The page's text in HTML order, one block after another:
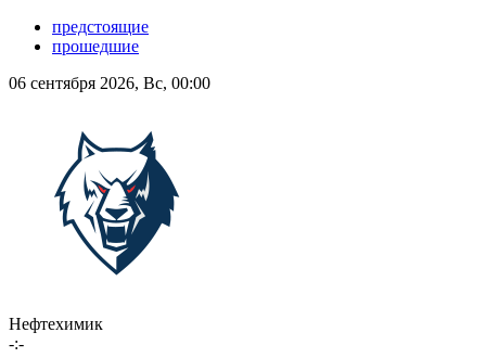
предстоящие
прошедшие
06 сентября 2026, Вс, 00:00
Нефтехимик
-:-